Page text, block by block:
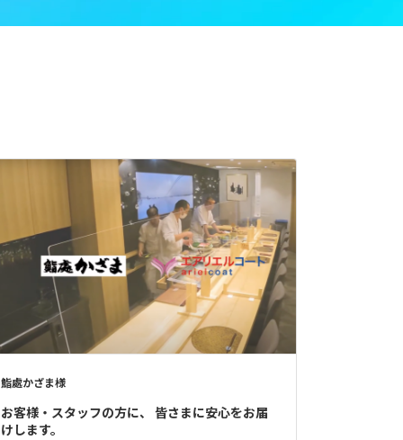
鮨處かざま様
お客様・スタッフの方に、 皆さまに安心をお届
けします。